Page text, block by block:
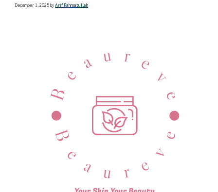
December 1, 2025byArif Rahmatullah